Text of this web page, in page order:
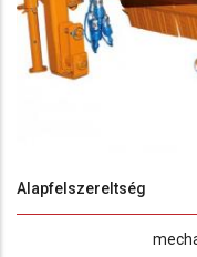
Alapfelszereltség